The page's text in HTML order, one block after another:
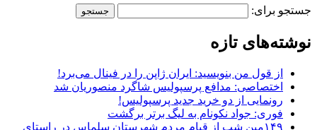
جستجو برای:
نوشته‌های تازه
از قول من بنویسید: ایران ژاپن را در فینال می‌برد!
اختصاصی: مدافع پرسپولیس شاگرد منصوریان شد
رونمایی از دو خرید جدید پرسپولیس!
فوری: جواد نکونام به لیگ برتر برگشت
۱۴۹مین شب از قیام مردم شهرستان سلماس در راستای